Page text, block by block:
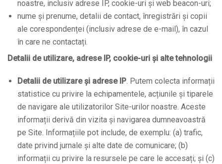
noastre, inclusiv adrese IP, cookie-uri și web beacon-uri;
nume și prenume, detalii de contact, înregistrări și copii
ale corespondenței (inclusiv adrese de e-mail), în cazul
în care ne contactați.
Detalii de utilizare, adrese IP, cookie-uri și alte tehnologii
Detalii de utilizare și adrese IP. Putem colecta informații
statistice cu privire la echipamentele, acțiunile și tiparele
de navigare ale utilizatorilor Site-urilor noastre. Aceste
informații derivă din vizita și navigarea dumneavoastră
pe Site. Informațiile pot include, de exemplu: (a) trafic,
date privind jurnale și alte date de comunicare; (b)
informații cu privire la resursele pe care le accesați; și (c)